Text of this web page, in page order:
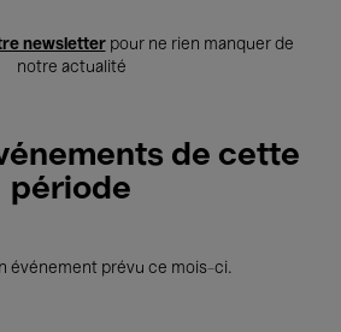
newsletterpour ne rien manquer de
notre actualité
de cette
période
événement prévu ce mois-ci.